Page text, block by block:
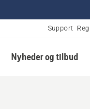
Support
Nyheder og tilbud